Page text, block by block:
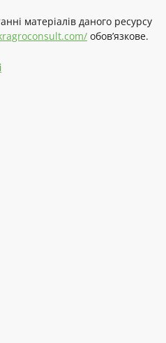
матеріалів даного ресурсу
обов’язкове.